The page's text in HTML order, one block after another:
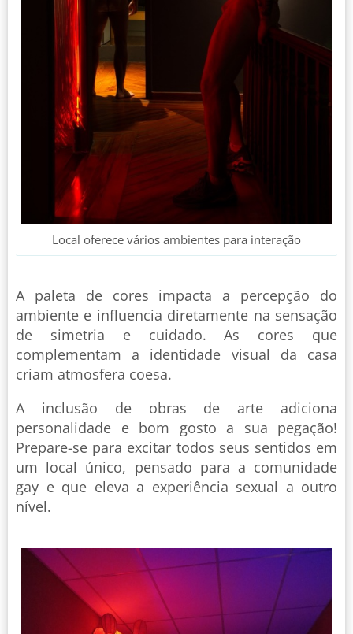
Local oferece vários ambientes para interação
A paleta de cores impacta a percepção do
ambiente e influencia diretamente na sensação
de simetria e cuidado. As cores que
complementam a identidade visual da casa
criam atmosfera coesa.
A inclusão de obras de arte adiciona
personalidade e bom gosto a sua pegação!
Prepare-se para excitar todos seus sentidos em
um local único, pensado para a comunidade
gay e que eleva a experiência sexual a outro
nível.